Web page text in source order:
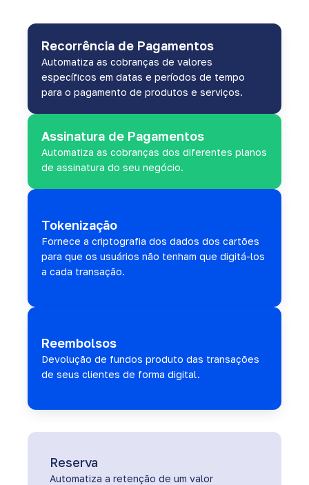
Recorrência de Pagamentos
Automatiza as cobranças de valores
específicos em datas e períodos de tempo
para o pagamento de produtos e serviços.
Assinatura de Pagamentos
Automatiza as cobranças dos diferentes planos
de assinatura do seu negócio.
Tokenização
Fornece a criptografia dos dados dos cartões
para que os usuários não tenham que digitá-los
a cada transação.
Reembolsos
Devolução de fundos produto das transações
de seus clientes de forma digital.
Reserva
Automatiza a retenção de um valor